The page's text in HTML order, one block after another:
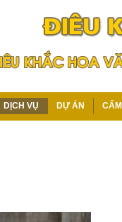
DỊCH VỤ DỰ ÁN